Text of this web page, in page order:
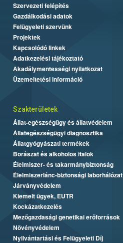
Szervezeti felépítés
Gazdálkodási adatok
Felügyeleti szervünk
Projektek
Kapcsolódó linkek
Adatkezelési tájékoztató
Akadálymentességi nyilatkozat
Üzemeltetési információ
Szakterületek
Állat-egészségügy és állatvédelem
Állategészségügyi diagnosztika
Állatgyógyászati termékek
Borászat és alkoholos italok
Élelmiszer- és takarmánybiztonság
Élelmiszerlánc-biztonsági laborhálózat
Járványvédelem
Kiemelt ügyek, EUTR
Kockázatkezelés
Mezőgazdasági genetikai erőforrások
Növényvédelem
Nyilvántartási és Felügyeleti Díj